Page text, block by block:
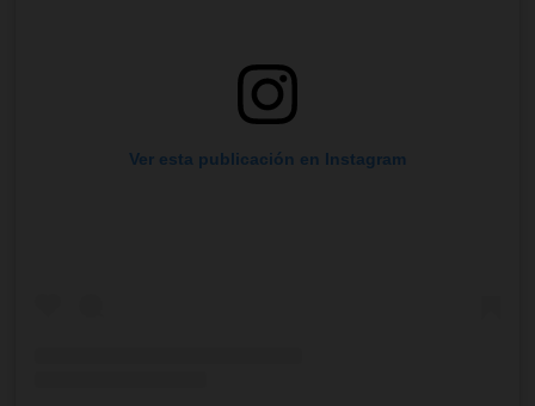
Ver esta publicación en Instagram